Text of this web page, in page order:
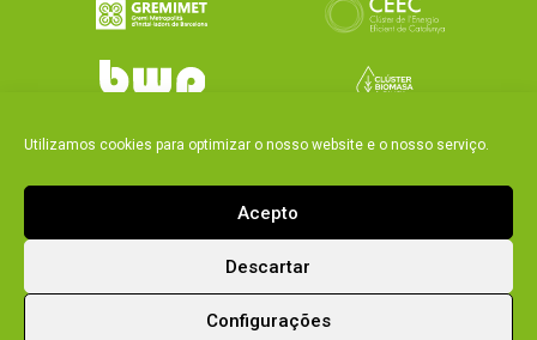
Utilizamos cookies para optimizar o nosso website e o nosso serviço.
Acepto
Descartar
Configurações
Política Integrada Ecoforest|Legal notice and
privacy policy|Política de cookies